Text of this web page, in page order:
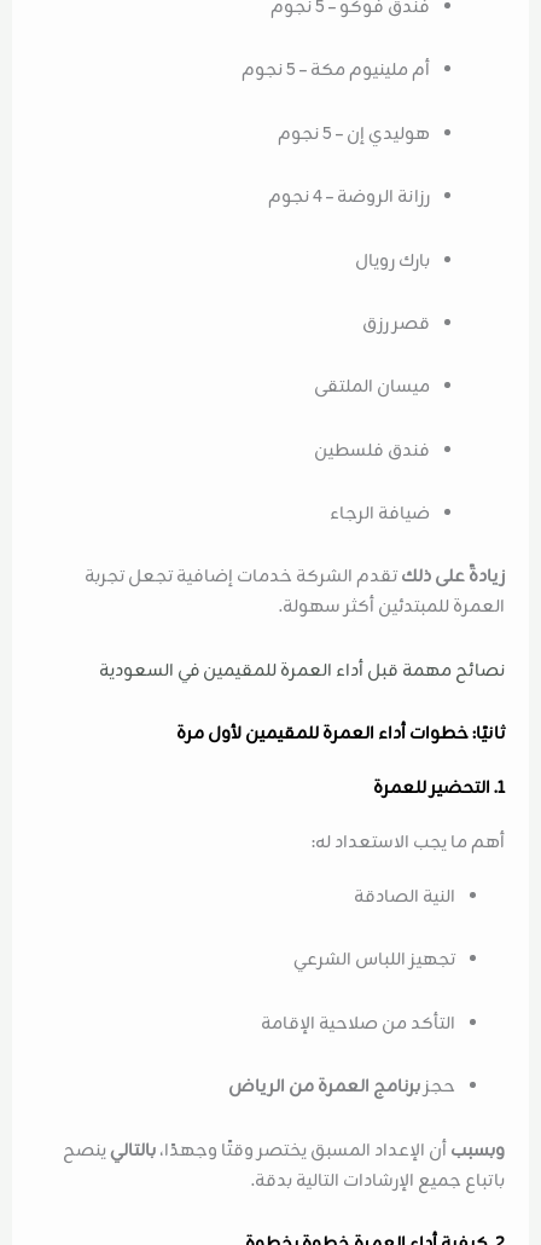
فندق فوكو – 5 نجوم
أم ملينيوم مكة – 5 نجوم
هوليدي إن – 5 نجوم
رزانة الروضة – 4 نجوم
بارك رويال
قصر رزق
ميسان الملتقى
فندق فلسطين
ضيافة الرجاء
زيادةً على ذلكتقدم الشركة خدمات إضافية تجعل تجربة
العمرة للمبتدئين أكثر سهولة.
نصائح مهمة قبل أداء العمرة للمقيمين في السعودية
ثانيًا: خطوات أداء العمرة للمقيمين لأول مرة
1. التحضير للعمرة
أهم ما يجب الاستعداد له:
النية الصادقة
تجهيز اللباس الشرعي
التأكد من صلاحية الإقامة
حجزبرنامج العمرة من الرياض
وبسببأن الإعداد المسبق يختصر وقتًا وجهدًا،بالتاليينصح
باتباع جميع الإرشادات التالية بدقة.